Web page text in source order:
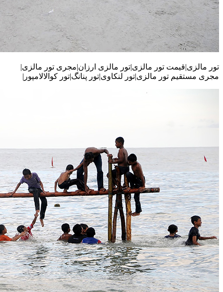
تور مالزی|قیمت تور مالزی|تور مالزی ارزان|مجری تور مالزی|
مجری مستقیم تور مالزی|تور لنکاوی|تور پنانگ|تور کوالالامپور|